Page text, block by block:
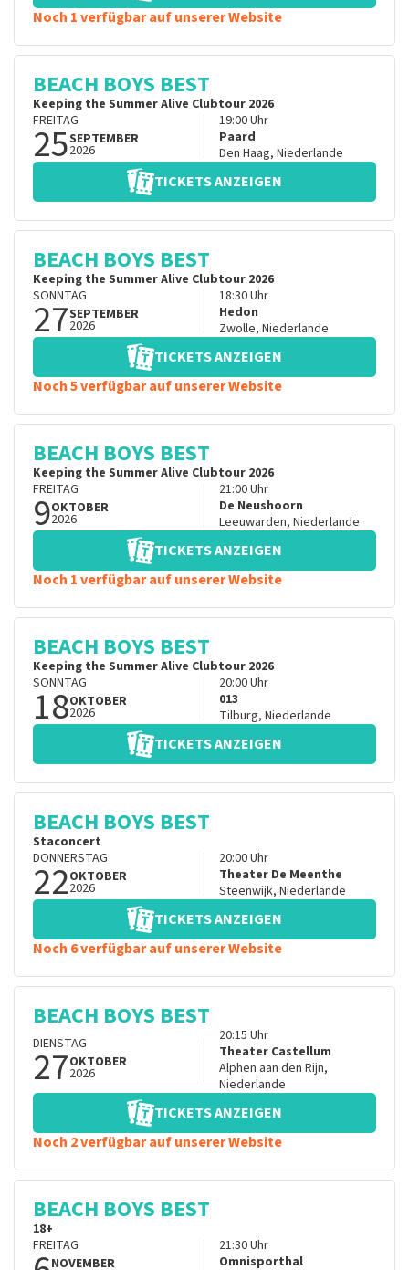
Noch 1 verfügbar auf unserer Website
BEACH BOYS BEST
Keeping the Summer Alive Clubtour 2026
FREITAG
25SEPTEMBER
2026
19:00Uhr
Paard
Den Haag, Niederlande
TICKETS ANZEIGEN
BEACH BOYS BEST
Keeping the Summer Alive Clubtour 2026
SONNTAG
27SEPTEMBER
2026
18:30Uhr
Hedon
Zwolle, Niederlande
TICKETS ANZEIGEN
Noch 5 verfügbar auf unserer Website
BEACH BOYS BEST
Keeping the Summer Alive Clubtour 2026
FREITAG
9OKTOBER
2026
21:00Uhr
De Neushoorn
Leeuwarden, Niederlande
TICKETS ANZEIGEN
Noch 1 verfügbar auf unserer Website
BEACH BOYS BEST
Keeping the Summer Alive Clubtour 2026
SONNTAG
18OKTOBER
2026
20:00Uhr
013
Tilburg, Niederlande
TICKETS ANZEIGEN
BEACH BOYS BEST
Staconcert
DONNERSTAG
22OKTOBER
2026
20:00Uhr
Theater De Meenthe
Steenwijk, Niederlande
TICKETS ANZEIGEN
Noch 6 verfügbar auf unserer Website
BEACH BOYS BEST
DIENSTAG
27OKTOBER
2026
20:15 Uhr
Theater Castellum
Alphen aan den Rijn,
Niederlande
TICKETS ANZEIGEN
Noch 2 verfügbar auf unserer Website
BEACH BOYS BEST
18+
FREITAG
NOVEMBER
21:30Uhr
Omnisporthal